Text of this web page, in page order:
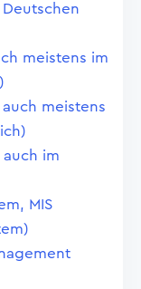
meistens im
meistens
im
MIS